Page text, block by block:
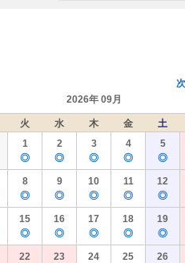
2026年 09月
火 水 木 金 土
1
◎
2
◎
3
◎
4
◎
5
◎
8
◎
9
◎
10
◎
11
◎
12
◎
15
◎
16
◎
17
◎
18
◎
19
◎
22
23
24
25
26